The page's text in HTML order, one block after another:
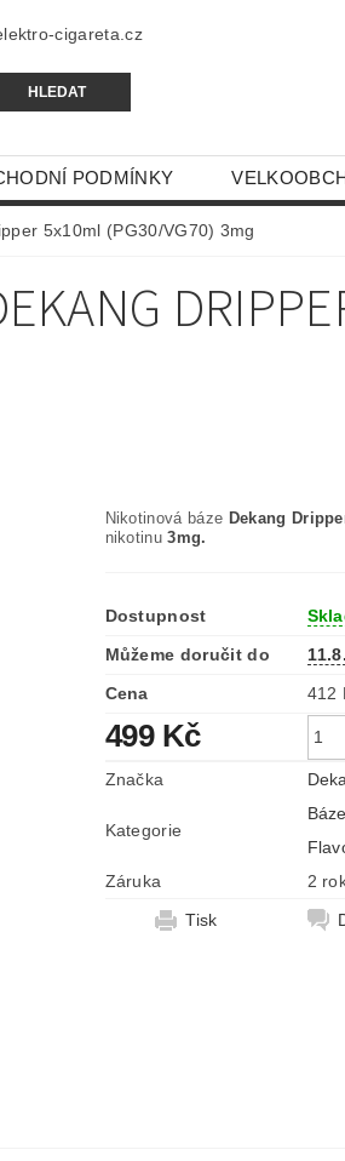
cigareta.cz
PODMÍNKY
5x10ml (PG30/VG70) 3mg
Nikotinová báze Dekang
nikotinu3mg.
Dostupnost
Můžeme doručit do
Cena
499 Kč
Značka
Kategorie
Záruka
2
Tisk